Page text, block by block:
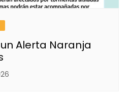
Alerta Naranja